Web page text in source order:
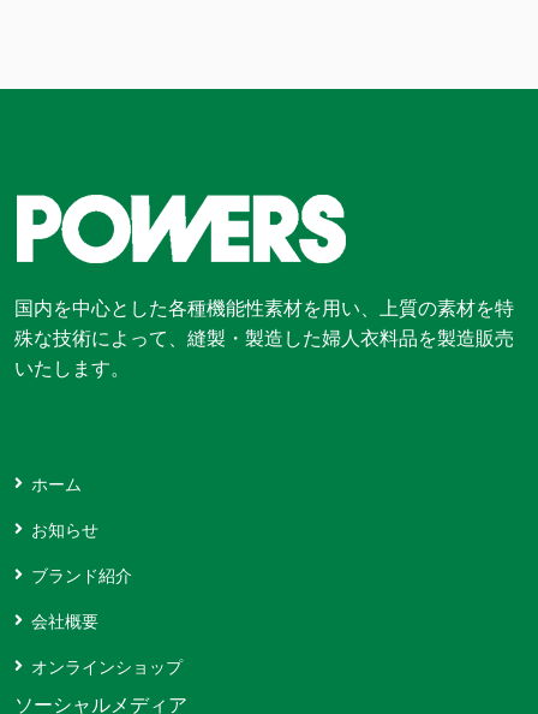
国内を中心とした各種機能性素材を用い、上質の素材を特
殊な技術によって、縫製・製造した婦人衣料品を製造販売
いたします。
ホーム
お知らせ
ブランド紹介
会社概要
オンラインショップ
ソーシャルメディア